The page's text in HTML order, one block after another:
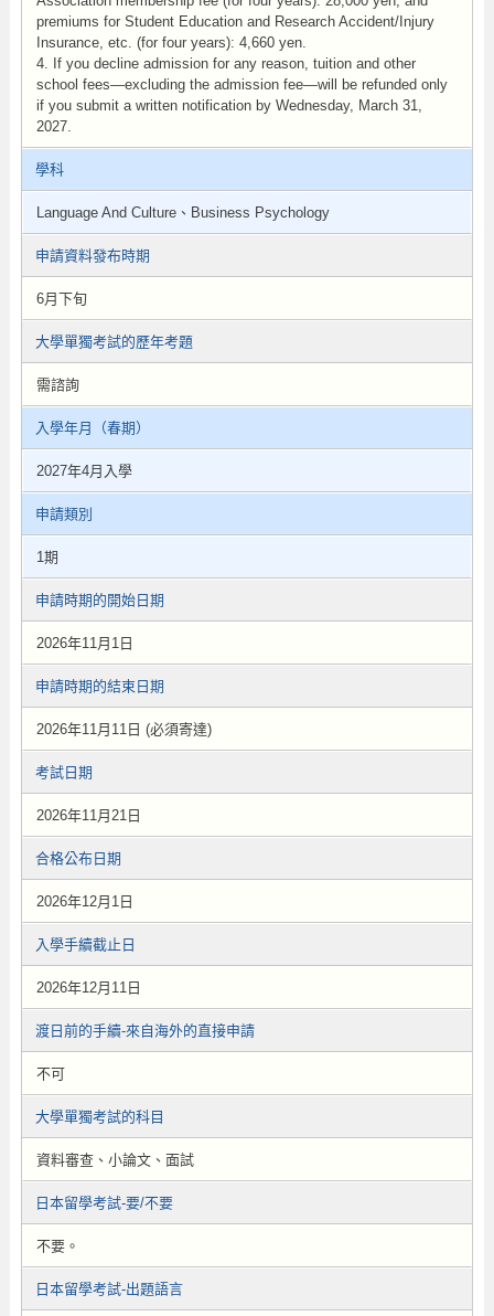
premiums for Student Education and Research Accident/Injury
Insurance, etc. (for four years): 4,660 yen.
4. If you decline admission for any reason, tuition and other
school fees—excluding the admission fee—will be refunded only
if you submit a written notification by Wednesday, March 31,
2027.
學科
Language And Culture、Business Psychology
申請資料發布時期
6月下旬
大學單獨考試的歷年考題
需諮詢
入學年月（春期）
2027年4月入學
申請類別
1期
申請時期的開始日期
2026年11月1日
申請時期的結束日期
2026年11月11日 (必須寄達)
考試日期
2026年11月21日
合格公布日期
2026年12月1日
入學手續截止日
2026年12月11日
渡日前的手續-來自海外的直接申請
不可
大學單獨考試的科目
資料審查、小論文、面試
日本留學考試-要/不要
不要。
日本留學考試-出題語言